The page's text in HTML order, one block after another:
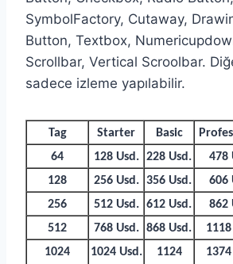
SymbolFactory, Cutaway,
Button, Textbox,
Scrollbar, Vertical Scroolbar.
sadece izleme yapılabilir.
Tag Starter Basic
64
128 Usd. 228 Usd. 478
128
256 Usd. 356 Usd. 606
256
512 Usd. 612 Usd. 862
512
768 Usd. 868 Usd.
1024
1024 Usd.
1124